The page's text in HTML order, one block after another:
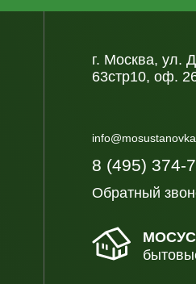
г. Москва, ул.
63стр10, оф.
8 (495) 374-
Обратный